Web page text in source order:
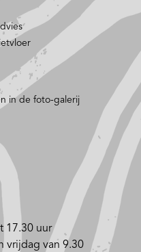
in de foto-galerij
17.30 uur
vrijdag van 9.30